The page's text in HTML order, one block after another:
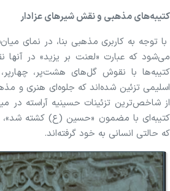
کتیبه‌های مذهبی و نقش شیر‌های عزادار
با توجه به کاربری مذهبی بنا، در نمای
می‌شود که عبارت «لعنت بر یزید» در
کتیبه‌ها با نقوش گل‌های هشت‌پر،
اسلیمی تزئین شده‌اند که جلوه‌ای هنری و
از شاخص‌ترین تزئینات حسینیه آراسته در
کتیبه‌ای با مضمون «حسین (ع) کشته
که حالتی انسانی به خود گرفته‌اند.